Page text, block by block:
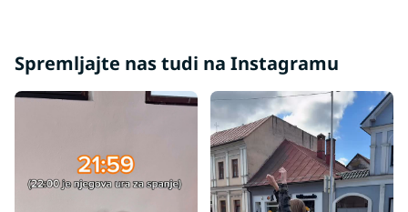
Spremljajte nas tudi na Instagramu